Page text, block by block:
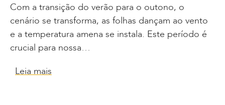
Com a transição do verão para o outono, o
cenário se transforma, as folhas dançam ao vento
e a temperatura amena se instala. Este período é
crucial para nossa…
Leia mais